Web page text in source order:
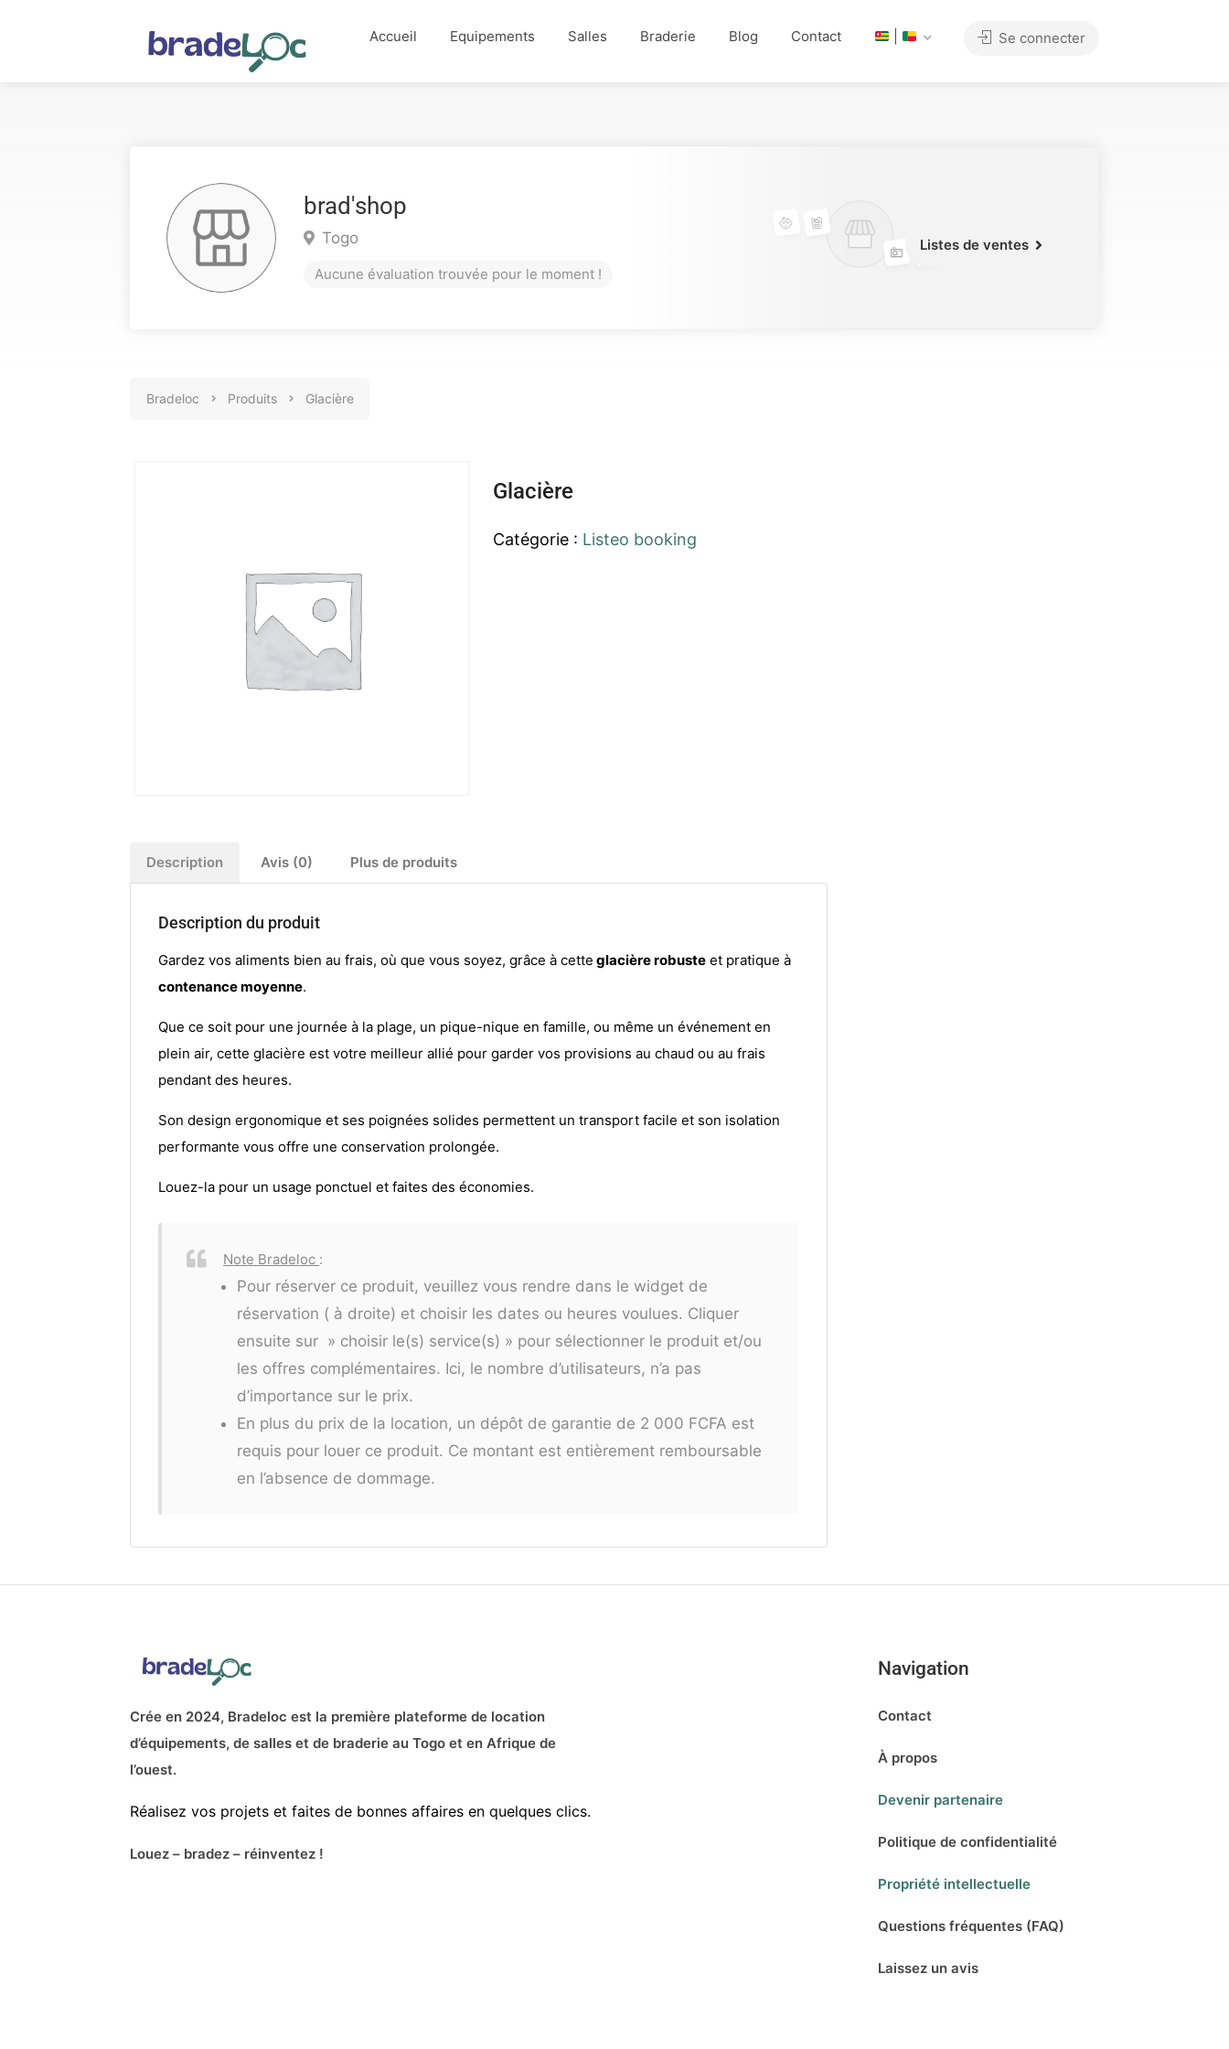
Accueil Equipements Salles Braderie Blog Contact Se connecter
brad'shop
Togo
Aucune évaluation trouvée pour le moment !
Listes de ventes
Bradeloc Produits Glacière
Glacière
Catégorie : Listeo booking
Description Avis (0) Plus de produits
Description du produit
Gardez vos aliments bien au frais, où que vous soyez, grâce à cette glacière robuste et pratique à
contenance moyenne.
Que ce soit pour une journée à la plage, un pique-nique en famille, ou même un événement en
plein air, cette glacière est votre meilleur allié pour garder vos provisions au chaud ou au frais
pendant des heures.
Son design ergonomique et ses poignées solides permettent un transport facile et son isolation
performante vous offre une conservation prolongée.
Louez-la pour un usage ponctuel et faites des économies.
Note Bradeloc :
Pour réserver ce produit, veuillez vous rendre dans le widget de
réservation ( à droite) et choisir les dates ou heures voulues. Cliquer
ensuite sur » choisir le(s) service(s) » pour sélectionner le produit et/ou
les offres complémentaires. Ici, le nombre d’utilisateurs, n’a pas
d’importance sur le prix.
En plus du prix de la location, un dépôt de garantie de 2 000 FCFA est
requis pour louer ce produit. Ce montant est entièrement remboursable
en l’absence de dommage.
Crée en 2024, Bradeloc est la première plateforme de location
d’équipements, de salles et de braderie au Togo et en Afrique de
l’ouest.
Réalisez vos projets et faites de bonnes affaires en quelques clics.
Louez – bradez – réinventez !
Navigation
Contact
À propos
Devenir partenaire
Politique de confidentialité
Propriété intellectuelle
Questions fréquentes (FAQ)
Laissez un avis